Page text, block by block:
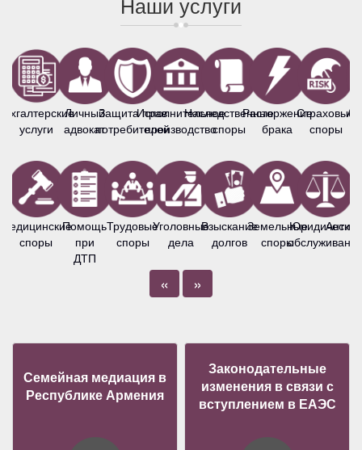
услуги
Медицинские
споры
Личный
адвокат
Помощь
при
ДТП
Защита прав
потребителей
Трудовые
споры
Исполнительное
производство
Уголовные
дела
Наследственные
споры
Взыскание
долгов
Расторжение
брака
Земельные
споры
Страховые
споры
Юридическое
« »
Семейная медиация в
Республике Армения
Законодательные
изменения в связи с
вступлением в ЕАЭС